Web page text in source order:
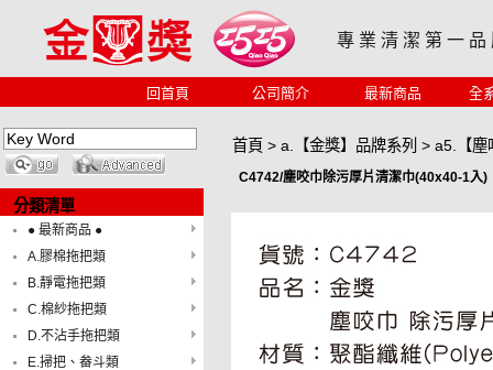
專 業 清 潔 第 一 品
回首頁 公司簡介 最新商品 全
分類清單
● 最新商品 ●
A.膠棉拖把類
B.靜電拖把類
C.棉紗拖把類
D.不沾手拖把類
E.掃把、畚斗類
首頁 > a.【金獎】品牌系列 > a5.【塵
C4742/塵咬巾除污厚片清潔巾(40x40-1入)